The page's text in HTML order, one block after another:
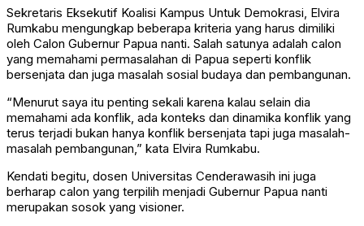
Sekretaris Eksekutif Koalisi Kampus Untuk Demokrasi, Elvira
Rumkabu mengungkap beberapa kriteria yang harus dimiliki
oleh Calon Gubernur Papua nanti. Salah satunya adalah calon
yang memahami permasalahan di Papua seperti konflik
bersenjata dan juga masalah sosial budaya dan pembangunan.
“Menurut saya itu penting sekali karena kalau selain dia
memahami ada konflik, ada konteks dan dinamika konflik yang
terus terjadi bukan hanya konflik bersenjata tapi juga masalah-
masalah pembangunan,” kata Elvira Rumkabu.
Kendati begitu, dosen Universitas Cenderawasih ini juga
berharap calon yang terpilih menjadi Gubernur Papua nanti
merupakan sosok yang visioner.